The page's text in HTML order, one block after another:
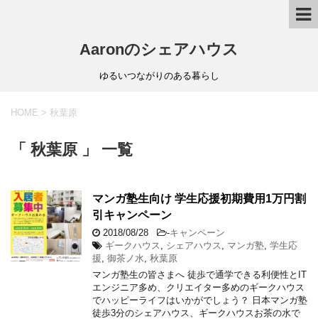
Aaronのシェアハウス
ゆるいつながりのある暮らし
HOME > 秋葉原
「 秋葉原 」 一覧
マンガ塾生向け 学生応援初期費用1万円割
引キャンペーン
2018/08/28 -キャンペーン
ギークハウス
シェアハウス マンガ塾 学生応
援 御茶ノ水 秋葉原
マンガ塾生の皆さまへ 徒歩で通学できる利便性とIT
エンジニア多め、クリエイター多めのギークハウス
でハッピーライフはいかがでしょう？ 日本マンガ塾
徒歩3分のシェアハウス、ギークハウスお茶の水で